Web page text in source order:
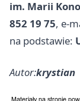
im. Marii
852 19 75,
na podstawie:
Autor:krystian